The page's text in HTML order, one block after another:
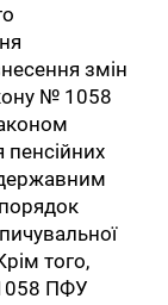
змін
№ 1058
того,
ПФУ